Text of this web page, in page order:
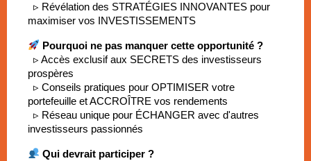
▹ Révélation des STRATÉGIES INNOVANTES pour
maximiser vos INVESTISSEMENTS
Pourquoi ne pas manquer cette opportunité ?
▹ Accès exclusif aux SECRETS des investisseurs
prospères
▹ Conseils pratiques pour OPTIMISER votre
portefeuille et ACCROÎTRE vos rendements
▹ Réseau unique pour ÉCHANGER avec d'autres
investisseurs passionnés
Qui devrait participer ?